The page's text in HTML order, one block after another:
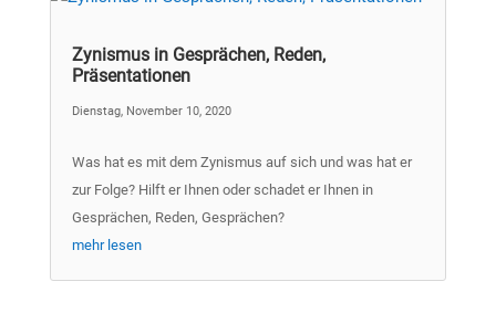
Zynismus in Gesprächen, Reden,
Präsentationen
Dienstag, November 10, 2020
Was hat es mit dem Zynismus auf sich und was hat er
zur Folge? Hilft er Ihnen oder schadet er Ihnen in
Gesprächen, Reden, Gesprächen?
mehr lesen